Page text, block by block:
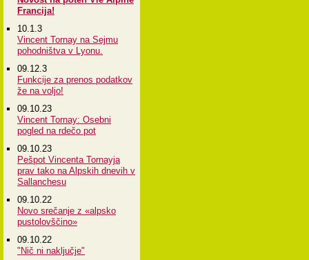
Francija!
10.1.3
Vincent Tornay na Sejmu
pohodništva v Lyonu.
09.12.3
Funkcije za prenos podatkov
že na voljo!
09.10.23
Vincent Tornay: Osebni
pogled na rdečo pot
09.10.23
Pešpot Vincenta Tornayja
prav tako na Alpskih dnevih v
Sallanchesu
09.10.22
Novo srečanje z «alpsko
pustolovščino»
09.10.22
"Nič ni naključje"